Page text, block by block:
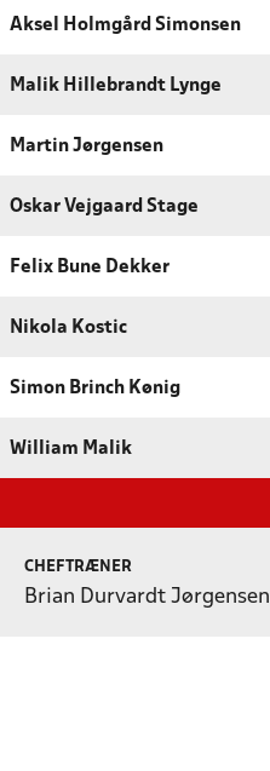
Aksel Holmgård Simonsen
Malik Hillebrandt Lynge
Martin Jørgensen
Oskar Vejgaard Stage
Felix Bune Dekker
Nikola Kostic
Simon Brinch Kønig
William Malik
CHEFTRÆNER
Brian Durvardt Jørgensen